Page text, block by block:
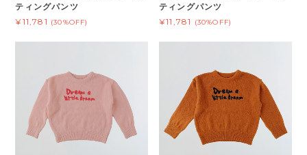
ティングパンツ
¥11,781 (30%OFF)
ティングパンツ
¥11,781
(30%OFF)